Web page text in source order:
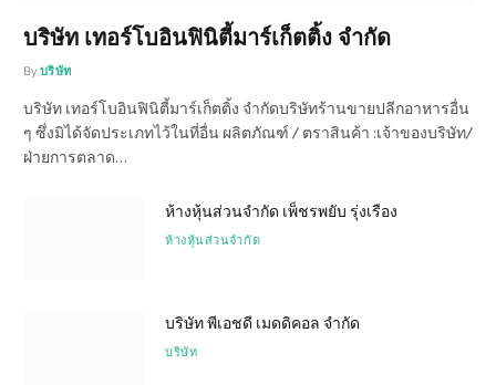
บริษัท เทอร์โบอินฟินิตี้มาร์เก็ตติ้ง จำกัด
By บริษัท
บริษัท เทอร์โบอินฟินิตี้มาร์เก็ตติ้ง จำกัดบริษัทร้านขายปลีกอาหารอื่น
ๆ ซึ่งมิได้จัดประเภทไว้ในที่อื่น ผลิตภัณฑ์ / ตราสินค้า :เจ้าของบริษัท/
ฝ่ายการตลาด…
ห้างหุ้นส่วนจำกัด เพ็ชรพยับ รุ่งเรือง
ห้างหุ้นส่วนจำกัด
บริษัท พีเอชดี เมดดิคอล จำกัด
บริษัท